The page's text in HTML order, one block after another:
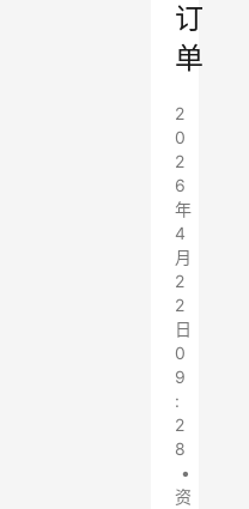
订
单
2
0
2
6
年
4
月
2
2
日
0
9
:
2
8
•
资